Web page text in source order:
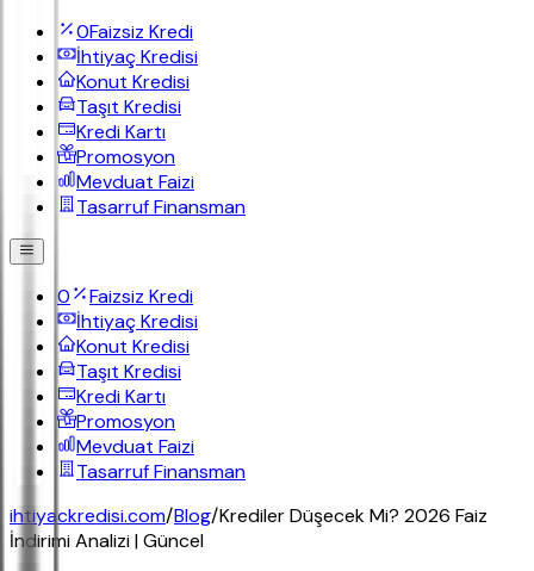
0Faizsiz Kredi
İhtiyaç Kredisi
Konut Kredisi
Taşıt Kredisi
Kredi Kartı
Promosyon
Mevduat Faizi
Tasarruf Finansman
0
Faizsiz Kredi
İhtiyaç Kredisi
Konut Kredisi
Taşıt Kredisi
Kredi Kartı
Promosyon
Mevduat Faizi
Tasarruf Finansman
ihtiyackredisi.com/Blog/Krediler Düşecek Mi? 2026 Faiz
İndirimi Analizi | Güncel